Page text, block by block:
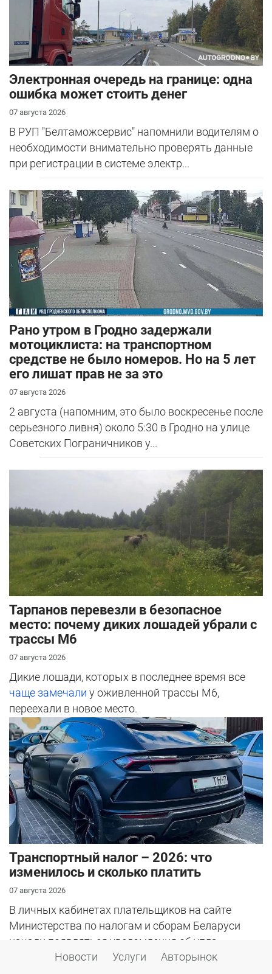
Электронная очередь на границе: одна
ошибка может стоить денег
07 августа 2026
В РУП "Белтаможсервис" напомнили водителям о
необходимости внимательно проверять данные
при регистрации в системе электр...
Рано утром в Гродно задержали
мотоциклиста: на транспортном
средстве не было номеров. Но на 5 лет
его лишат прав не за это
07 августа 2026
2 августа (напомним, это было воскресенье после
серьезного ливня) около 5:30 в Гродно на улице
Советских Пограничников у...
Тарпанов перевезли в безопасное
место: почему диких лошадей убрали с
трассы М6
07 августа 2026
Дикие лошади, которых в последнее время все
чаще замечали у оживленной трассы М6,
переехали в новое место.
Транспортный налог – 2026: что
изменилось и сколько платить
07 августа 2026
В личных кабинетах плательщиков на сайте
Министерства по налогам и сборам Беларуси
начали появляться уведомления об упла...
Новости
Услуги Авторынок